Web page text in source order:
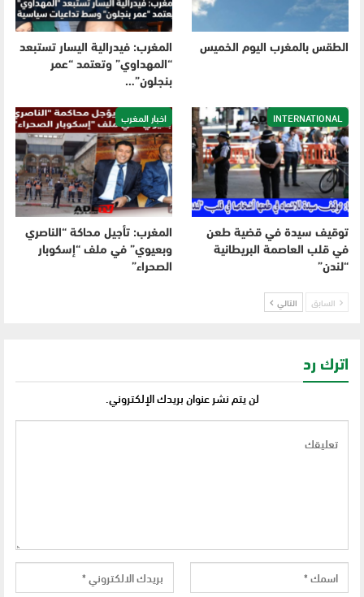
الطقس بالمغرب اليوم الخميس
المغرب: فيدرالية اليسار تستبعد
“المهداوي” وتعتمد “عمر
بنجلون”…
INTERNATIONAL
توقيف سيدة في قضية طعن
في قلب العاصمة البريطانية
“لندن”
اخبار المغرب
المغرب: تأجيل محاكة “الناصري
وبعيوي” في ملف “إسكوبار
الصحراء”
السابق التالي
اترك رد
لن يتم نشر عنوان بريدك الإلكتروني.